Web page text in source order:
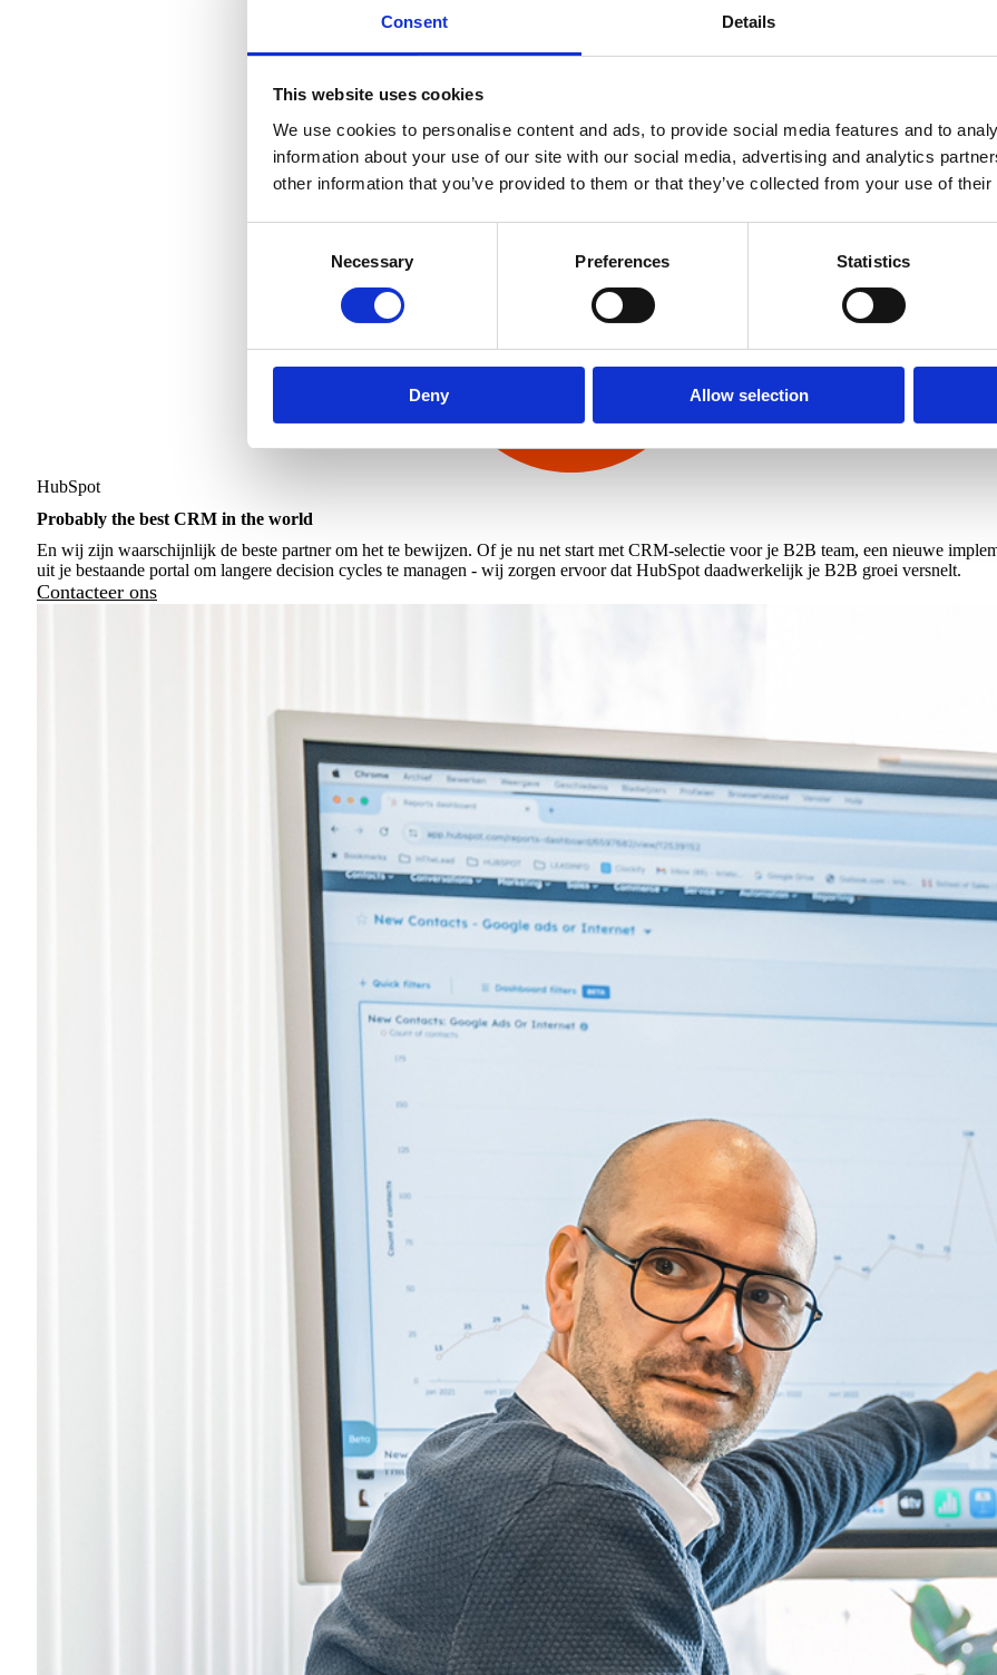
Consent Details
This website uses cookies
We use cookies to personalise content and ads, to provide social media features and to
information about your use of our site with our social media, advertising and analytics
other information that you’ve provided to them or that they’ve collected from your use of
Necessary Preferences Statistics
Deny Allow selection
HubSpot
Probably the best CRM in the world
En wij zijn waarschijnlijk de beste partner om het te bewijzen. Of je nu net start met CRM-selectie voor je B2B team, een nieuwe
uit je bestaande portal om langere decision cycles te managen - wij zorgen ervoor dat HubSpot daadwerkelijk je B2B groei versnelt.
Contacteer ons